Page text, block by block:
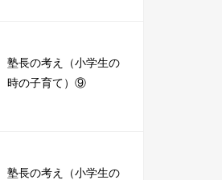
塾長の考え（小学生の
時の子育て）⑨
塾長の考え（小学生の